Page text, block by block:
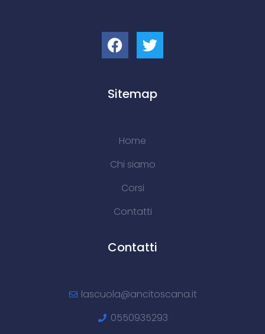
Sitemap
Home
Chi siamo
Corsi
Contatti
Contatti
lascuola@ancitoscana.it
0550935293